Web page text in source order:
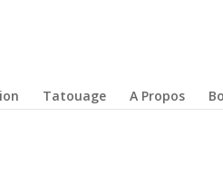
Tatouage A Propos